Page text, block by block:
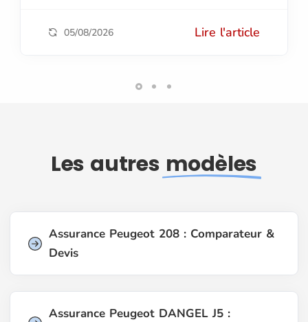
05/08/2026 Lire l'article
Les autres modèles
Assurance Peugeot 208 : Comparateur &
Devis
Assurance Peugeot DANGEL J5 :